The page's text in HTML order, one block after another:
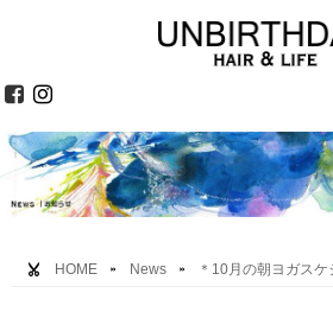
HOME News ＊10月の朝ヨガスケ